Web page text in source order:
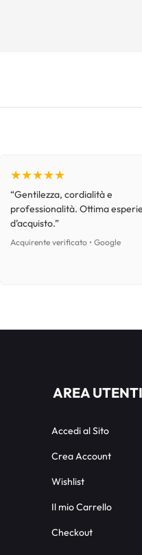
★★★★★
“Gentilezza, cordialità e
professionalità. Ottima
d’acquisto.”
Acquirente verificato • Google
AREA UTENTI
Accedi al Sito
Crea Account
Wishlist
Il mio Carrello
Checkout